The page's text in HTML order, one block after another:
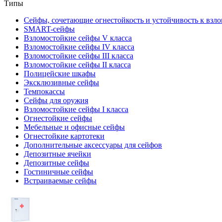
Типы
Сейфы, сочетающие огнестойкость и устойчивость к
SMART-сейфы
Взломостойкие сейфы V класса
Взломостойкие сейфы IV класса
Взломостойкие сейфы III класса
Взломостойкие сейфы II класса
Полицейские шкафы
Эксклюзивные сейфы
Темпокассы
Сейфы для оружия
Взломостойкие сейфы I класса
Огнестойкие сейфы
Мебельные и офисные сейфы
Огнестойкие картотеки
Дополнительные аксессуары для сейфов
Депозитные ячейки
Депозитные сейфы
Гостиничные сейфы
Встраиваемые сейфы